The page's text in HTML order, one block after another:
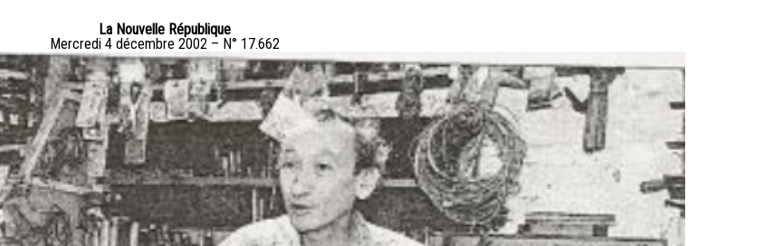
La Nouvelle République
Mercredi 4 décembre 2002 – N° 17.662